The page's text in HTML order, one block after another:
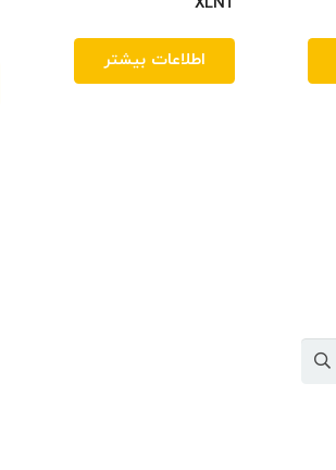
اطلاعات بیشتر